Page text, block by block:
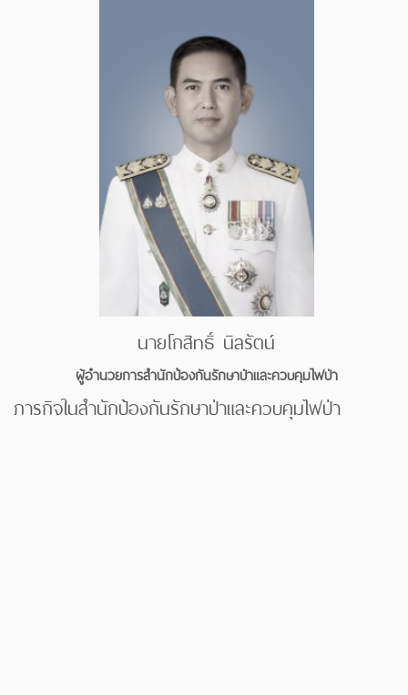
นายโกสิทธิ์ นิลรัตน์
ผู้อำนวยการสำนักป้องกันรักษาป่าและควบคุมไฟป่า
ภารกิจในสำนักป้องกันรักษาป่าและควบคุมไฟป่า